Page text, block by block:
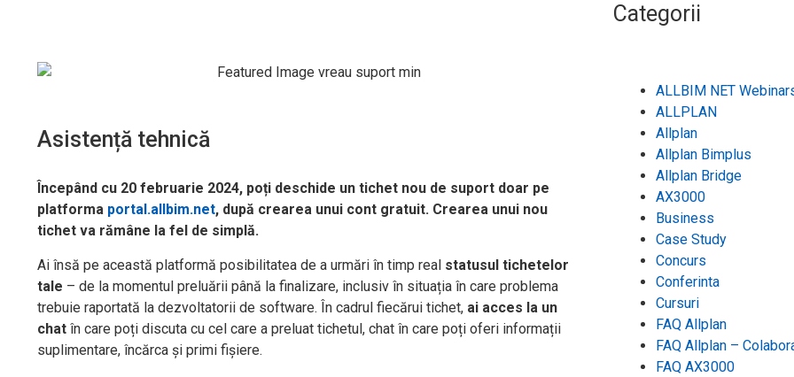
Asistență tehnică
Începând cu 20 februarie 2024, poți deschide un tichet nou de suport doar pe
platforma portal.allbim.net, după crearea unui cont gratuit. Crearea unui nou
tichet va rămâne la fel de simplă.
Ai însă pe această platformă posibilitatea de a urmări în timp real statusul tichetelor
tale – de la momentul preluării până la finalizare, inclusiv în situația în care problema
trebuie raportată la dezvoltatorii de software. În cadrul fiecărui tichet, ai acces la un
chat în care poți discuta cu cel care a preluat tichetul, chat în care poți oferi informații
suplimentare, încărca și primi fișiere.
Categorii
ALLBIM NET
ALLPLAN
Allplan
Allplan Bimplus
Allplan Bridge
AX3000
Business
Case Study
Concurs
Conferinta
Cursuri
FAQ Allplan
FAQ Allplan –
FAQ AX3000